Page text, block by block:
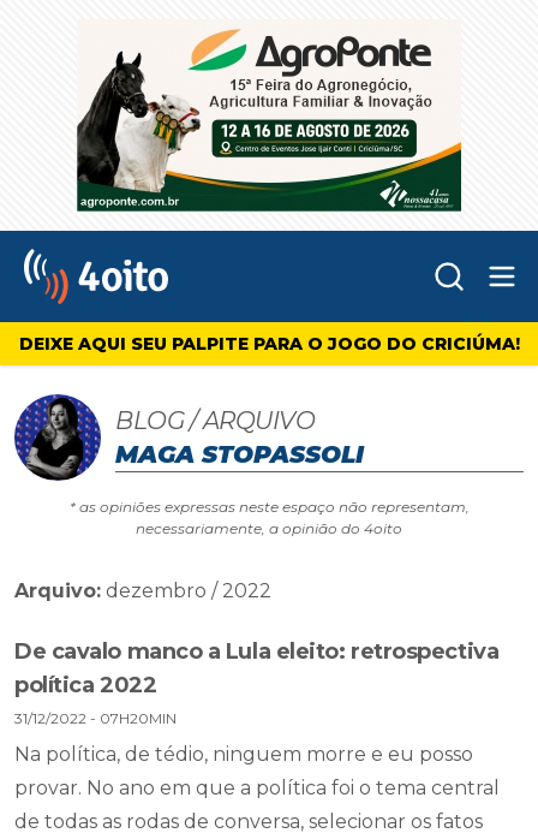
4oito
DEIXE AQUI SEU PALPITE PARA O JOGO DO CRICIÚMA!
BLOG / ARQUIVO
MAGA STOPASSOLI
* as opiniões expressas neste espaço não representam,
necessariamente, a opinião do 4oito
Arquivo: dezembro / 2022
De cavalo manco a Lula eleito: retrospectiva
política 2022
31/12/2022 - 07H20MIN
Na política, de tédio, ninguem morre e eu posso
provar. No ano em que a política foi o tema central
de todas as rodas de conversa, selecionar os fatos